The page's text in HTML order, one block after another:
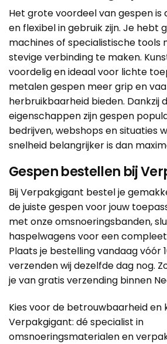
Het grote voordeel van gespen is
en flexibel in gebruik zijn. Je hebt
machines of specialistische tools
stevige verbinding te maken.
voordelig en ideaal voor lichte
metalen gespen meer grip en
herbruikbaarheid bieden. Dankzij
eigenschappen zijn gespen
bedrijven, webshops en situaties
snelheid belangrijker is dan
Gespen bestellen bij
Bij Verpakgigant bestel je
de juiste gespen voor jouw
met onze omsnoeringsbanden,
haspelwagens voor een
Plaats je bestelling vandaag vóór
verzenden wij dezelfde dag nog.
je van gratis verzending binnen
Kies voor de betrouwbaarheid en
Verpakgigant: dé specialist in
omsnoeringsmaterialenen